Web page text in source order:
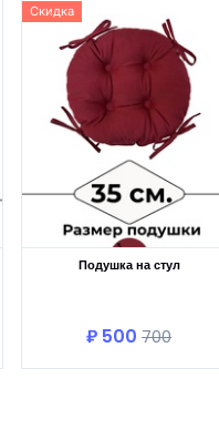
Скидка
Подушка на стул
₽ 500 700